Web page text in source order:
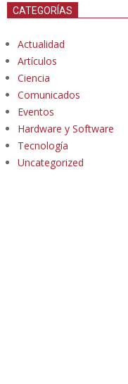
CATEGORÍAS
Actualidad
Artículos
Ciencia
Comunicados
Eventos
Hardware y Software
Tecnología
Uncategorized